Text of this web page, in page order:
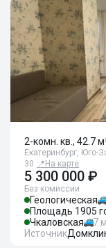
2-комн. кв., 42.7
Екатеринбург, Юго-
30 📍 На карте
5 300 000 ₽
Без комиссии
Геологическая
Площадь 1905
Чкаловская
7
Источник